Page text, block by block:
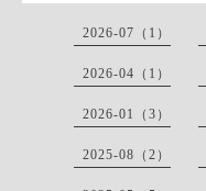
2026-07（1）
2026-04（1）
2026-01（3）
2025-08（2）